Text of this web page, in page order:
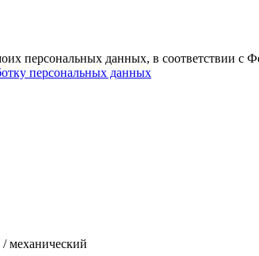
персональных данных, в соответствии
персональных данных
механический